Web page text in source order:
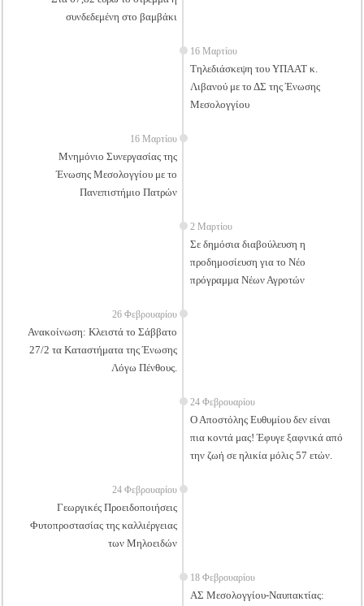
συνδεδεμένη στο βαμβάκι
16 Μαρτίου
Τηλεδιάσκεψη του ΥΠΑΑΤ κ.
Λιβανού με το ΔΣ της Ένωσης
Μεσολογγίου
16 Μαρτίου
Μνημόνιο Συνεργασίας της
Ένωσης Μεσολογγίου με το
Πανεπιστήμιο Πατρών
2 Μαρτίου
Σε δημόσια διαβούλευση η
προδημοσίευση για το Νέο
πρόγραμμα Νέων Αγροτών
26 Φεβρουαρίου
Ανακοίνωση: Κλειστά το Σάββατο
27/2 τα Καταστήματα της Ένωσης
Λόγω Πένθους.
24 Φεβρουαρίου
Ο Αποστόλης Ευθυμίου δεν είναι
πια κοντά μας! Έφυγε ξαφνικά από
την ζωή σε ηλικία μόλις 57 ετών.
24 Φεβρουαρίου
Γεωργικές Προειδοποιήσεις
Φυτοπροστασίας της καλλιέργειας
των Μηλοειδών
18 Φεβρουαρίου
ΑΣ Μεσολογγίου-Ναυπακτίας: